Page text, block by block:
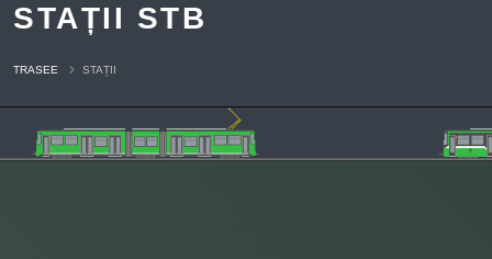
STAȚII STB
TRASEE STAȚII